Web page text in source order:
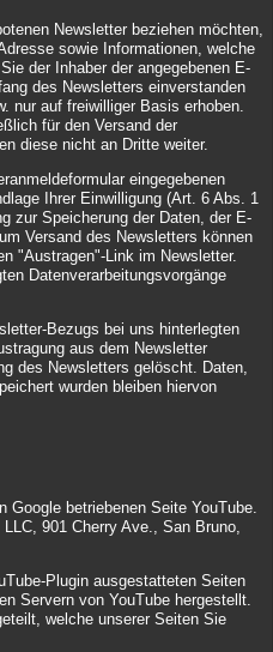
Newsletter beziehen möchten,
sowie Informationen, welche
der Inhaber der angegebenen E-
des Newsletters einverstanden
nur auf freiwilliger Basis erhoben.
für den Versand der
diese nicht an Dritte weiter.
eingegebenen
Ihrer Einwilligung (Art. 6 Abs. 1
zur Speicherung der Daten, der E-
Versand des Newsletters können
"Austragen"-Link im Newsletter.
Datenverarbeitungsvorgänge
Bezugs bei uns hinterlegten
aus dem Newsletter
des Newsletters gelöscht. Daten,
wurden bleiben hiervon
betriebenen Seite YouTube.
901 Cherry Ave., San Bruno,
Plugin ausgestatteten Seiten
Servern von YouTube hergestellt.
welche unserer Seiten Sie